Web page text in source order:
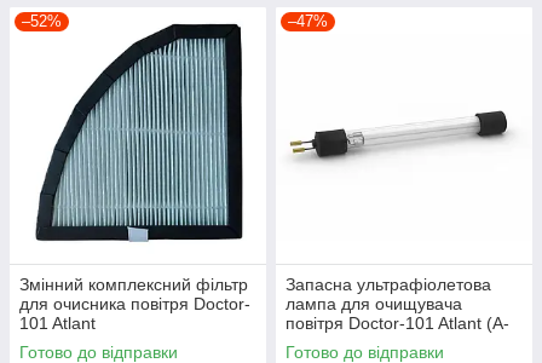
–52%
Змінний комплексний фільтр
для очисника повітря Doctor-
101 Atlant
Готово до відправки
–47%
Запасна ультрафіолетова
лампа для очищувача
повітря Doctor-101 Atlant (A-
UF)
Готово до відправки